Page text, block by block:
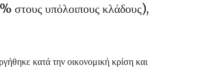
στους υπόλοιπους κλάδους),
κατά την οικονομική κρίση και